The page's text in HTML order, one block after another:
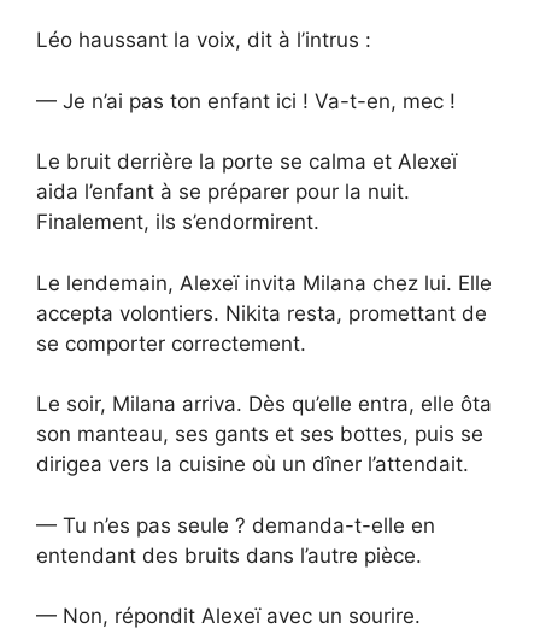
Léo haussant la voix, dit à l’intrus :
— Je n’ai pas ton enfant ici ! Va-t-en, mec !
Le bruit derrière la porte se calma et Alexeï
aida l’enfant à se préparer pour la nuit.
Finalement, ils s’endormirent.
Le lendemain, Alexeï invita Milana chez lui. Elle
accepta volontiers. Nikita resta, promettant de
se comporter correctement.
Le soir, Milana arriva. Dès qu’elle entra, elle ôta
son manteau, ses gants et ses bottes, puis se
dirigea vers la cuisine où un dîner l’attendait.
— Tu n’es pas seule ? demanda-t-elle en
entendant des bruits dans l’autre pièce.
— Non, répondit Alexeï avec un sourire.